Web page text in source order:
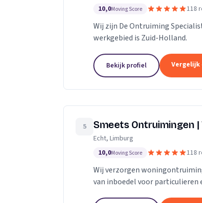
10,0Moving Score 118
Wij zijn De Ontruiming
werkgebied is Zuid-Holland.
Bekijk profiel
5 Smeets Ontruimingen
Echt, Limburg
10,0Moving Score 118
Wij verzorgen
van inboedel voor particulieren